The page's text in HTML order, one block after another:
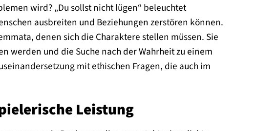
wird? „Du sollst nicht lügen“ beleuchtet
ausbreiten und Beziehungen zerstören können.
denen sich die Charaktere stellen müssen. Sie
werden und die Suche nach der Wahrheit zu einem
mit ethischen Fragen, die auch im
Leistung